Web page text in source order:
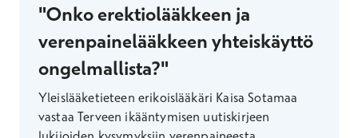
"Onko erektiolääkkeen ja
verenpainelääkkeen yhteiskäyttö
ongelmallista?"
Yleislääketieteen erikoislääkäri Kaisa Sotamaa
vastaa Terveen ikääntymisen uutiskirjeen